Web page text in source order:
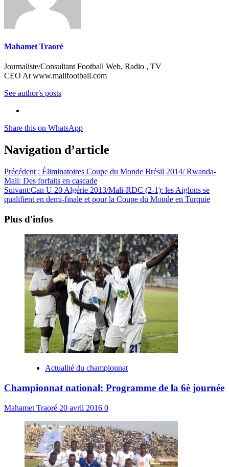
Mahamet Traoré
Journaliste/Consultant Football Web, Radio , TV
CEO At www.malifootball.com
See author's posts
Share this on WhatsApp
Navigation d’article
Précédent : Éliminatoires Coupe du Monde Brésil 2014/ Rwanda-
Mali: Des forfaits en cascade
Suivant:Can U 20 Algérie 2013/Mali-RDC (2-1): les Aiglons se
qualifient en demi-finale et pour la Coupe du Monde en Turquie
Plus d'infos
Actualité du championnat
Championnat national: Programme de la 6è journée
Mahamet Traoré 20 avril 2016 0